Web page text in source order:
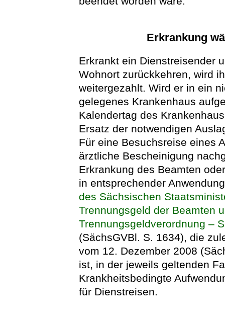
Erkrankung
Erkrankt ein Dienstreisender
Wohnort zurückkehren, wird
weitergezahlt. Wird er in ein
gelegenes Krankenhaus
Kalendertag des
Ersatz der notwendigen
Für eine Besuchsreise eines
ärztliche Bescheinigung
Erkrankung des Beamten
in entsprechender
des Sächsischen
Trennungsgeld der Beamten
Trennungsgeldverordnung –
(SächsGVBl. S. 1634), die
vom 12. Dezember 2008
ist, in der jeweils geltenden
Krankheitsbedingte
für Dienstreisen.